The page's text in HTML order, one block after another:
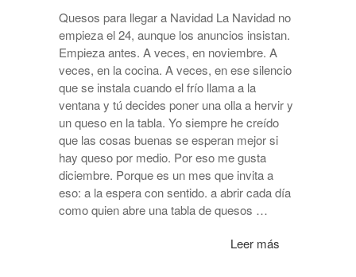
Quesos para llegar a Navidad La Navidad no
empieza el 24, aunque los anuncios insistan.
Empieza antes. A veces, en noviembre. A
veces, en la cocina. A veces, en ese silencio
que se instala cuando el frío llama a la
ventana y tú decides poner una olla a hervir y
un queso en la tabla. Yo siempre he creído
que las cosas buenas se esperan mejor si
hay queso por medio. Por eso me gusta
diciembre. Porque es un mes que invita a
eso: a la espera con sentido. a abrir cada día
como quien abre una tabla de quesos …
Leer más